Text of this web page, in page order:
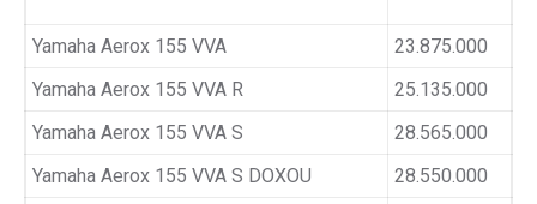
Yamaha Aerox 155 VVA
23.875.000
Yamaha Aerox 155 VVA R
25.135.000
Yamaha Aerox 155 VVA S
28.565.000
Yamaha Aerox 155 VVA S DOXOU
28.550.000